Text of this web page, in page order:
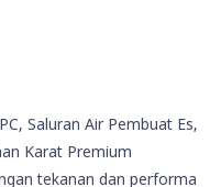
Saluran Air Pembuat Es,
Karat Premium
tekanan dan performa